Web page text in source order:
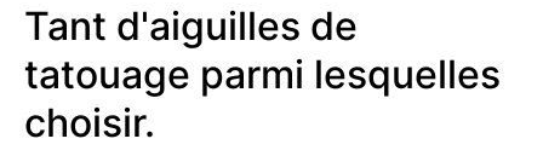
Tant d'aiguilles de
tatouage parmi lesquelles
choisir.